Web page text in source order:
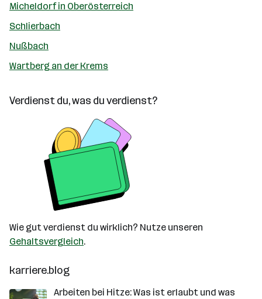
Micheldorf in Oberösterreich
Schlierbach
Nußbach
Wartberg an der Krems
Verdienst du, was du verdienst?
Wie gut verdienst du wirklich? Nutze unseren
Gehaltsvergleich.
karriere.blog
Arbeiten bei Hitze: Was ist erlaubt und was